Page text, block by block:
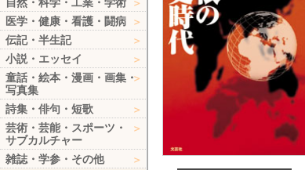
医学・健康・看護・闘病
伝記・半生記
小説・エッセイ
童話・絵本・漫画・画集・
写真集
詩集・俳句・短歌
芸術・芸能・スポーツ・
サブカルチャー
雑誌・学参・その他